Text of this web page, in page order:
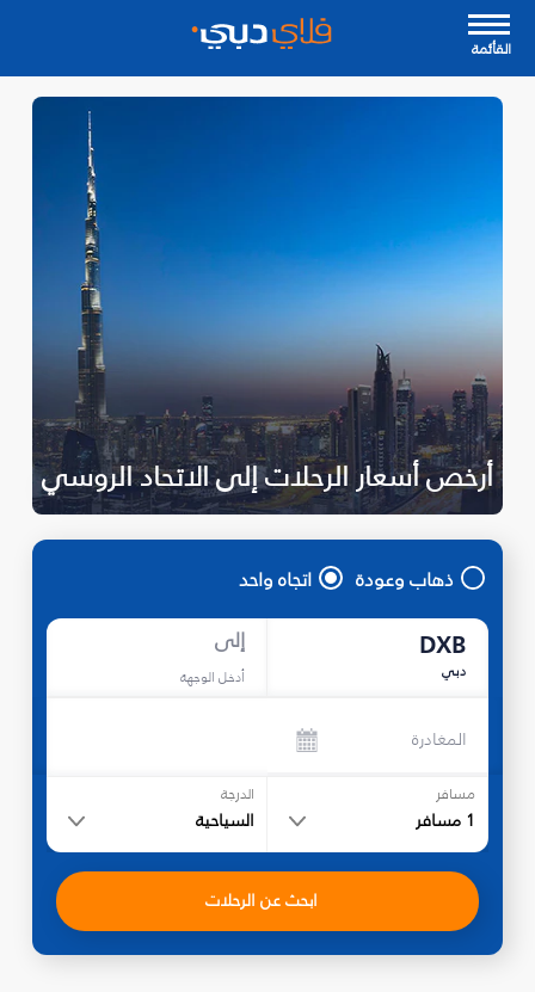
القأئمة
أرخص أسعار الرحلات إلى الاتحاد الروسي
ذهاب وعودة اتجاه واحد
DXB
دبي
إلى
أدخل الوجهة
المغادرة
مسافر
1 مسافر
الدرجة
السياحية
ابحث عن الرحلات